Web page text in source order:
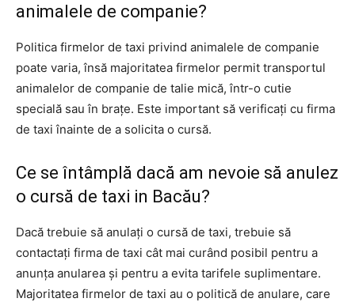
animalele de companie?
Politica firmelor de taxi privind animalele de companie
poate varia, însă majoritatea firmelor permit transportul
animalelor de companie de talie mică, într-o cutie
specială sau în brațe. Este important să verificați cu firma
de taxi înainte de a solicita o cursă.
Ce se întâmplă dacă am nevoie să anulez
o cursă de taxi in Bacău?
Dacă trebuie să anulați o cursă de taxi, trebuie să
contactați firma de taxi cât mai curând posibil pentru a
anunța anularea și pentru a evita tarifele suplimentare.
Majoritatea firmelor de taxi au o politică de anulare, care